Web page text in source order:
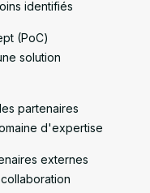
identifiés
(PoC)
solution
partenaires
d'expertise
externes